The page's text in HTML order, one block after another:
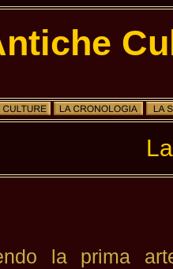
la prima